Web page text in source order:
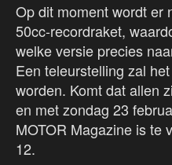
Op dit moment wordt er
50cc-recordraket,
welke versie precies
Een teleurstelling zal
worden. Komt dat allen
en met zondag 23
MOTOR Magazine is te
12.